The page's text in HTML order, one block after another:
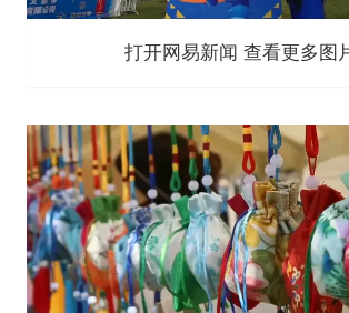
打开网易新闻 查看更多图